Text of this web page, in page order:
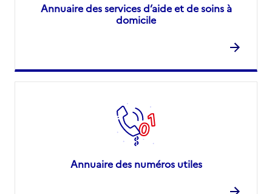
Annuaire des services d’aide et de soins à
domicile
Annuaire des numéros utiles